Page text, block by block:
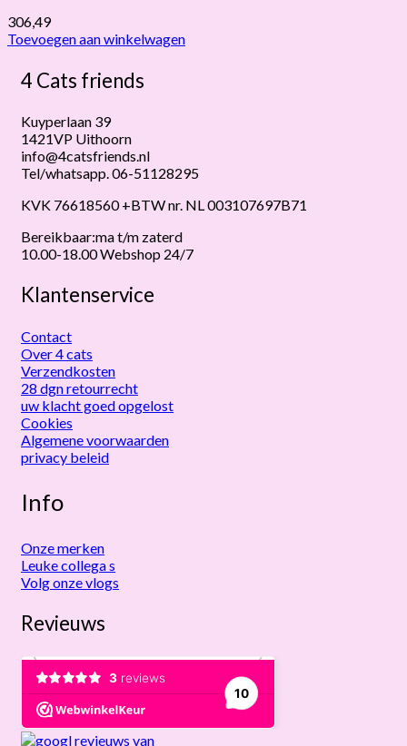
306,49
Toevoegen aan winkelwagen
4 Cats friends
Kuyperlaan 39
1421VP Uithoorn
info@4catsfriends.nl
Tel/whatsapp. 06-51128295
KVK 76618560 +BTW nr. NL 003107697B71
Bereikbaar:ma t/m zaterd
10.00-18.00 Webshop 24/7
Klantenservice
Contact
Over 4 cats
Verzendkosten
28 dgn retourrecht
uw klacht goed opgelost
Cookies
Algemene voorwaarden
privacy beleid
Info
Onze merken
Leuke collega s
Volg onze vlogs
Revieuws